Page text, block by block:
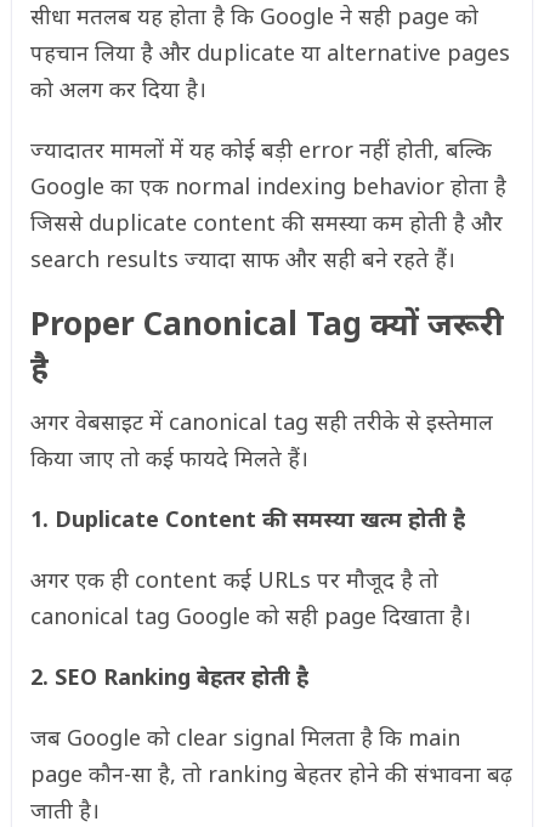
सीधा मतलब यह होता है कि Google ने सही page को
पहचान लिया है और duplicate या alternative pages
को अलग कर दिया है।
ज्यादातर मामलों में यह कोई बड़ी error नहीं होती, बल्कि
Google का एक normal indexing behavior होता है
जिससे duplicate content की समस्या कम होती है और
search results ज्यादा साफ और सही बने रहते हैं।
Proper Canonical Tag क्यों जरूरी
है
अगर वेबसाइट में canonical tag सही तरीके से इस्तेमाल
किया जाए तो कई फायदे मिलते हैं।
1. Duplicate Content की समस्या खत्म होती है
अगर एक ही content कई URLs पर मौजूद है तो
canonical tag Google को सही page दिखाता है।
2. SEO Ranking बेहतर होती है
जब Google को clear signal मिलता है कि main
page कौन-सा है, तो ranking बेहतर होने की संभावना बढ़
जाती है।